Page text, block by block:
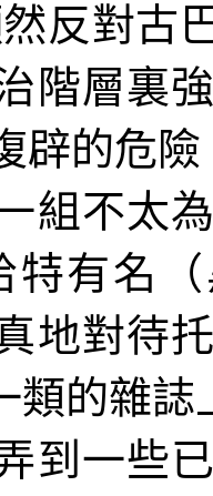
反對古
階層裏
辟的危險
組不太
特有名
地對待
類的雜
到一些